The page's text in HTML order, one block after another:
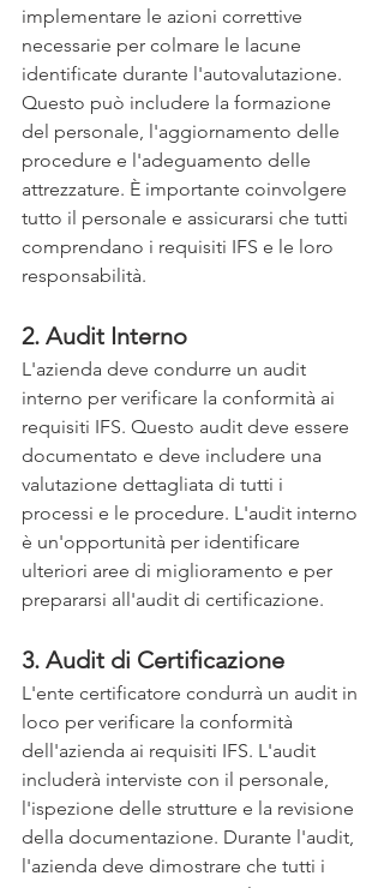
implementare le azioni correttive
necessarie per colmare le lacune
identificate durante l'autovalutazione.
Questo può includere la formazione
del personale, l'aggiornamento delle
procedure e l'adeguamento delle
attrezzature. È importante coinvolgere
tutto il personale e assicurarsi che tutti
comprendano i requisiti IFS e le loro
responsabilità.
2. Audit Interno
L'azienda deve condurre un audit
interno per verificare la conformità ai
requisiti IFS. Questo audit deve essere
documentato e deve includere una
valutazione dettagliata di tutti i
processi e le procedure. L'audit interno
è un'opportunità per identificare
ulteriori aree di miglioramento e per
prepararsi all'audit di certificazione.
3. Audit di Certificazione
L'ente certificatore condurrà un audit in
loco per verificare la conformità
dell'azienda ai requisiti IFS. L'audit
includerà interviste con il personale,
l'ispezione delle strutture e la revisione
della documentazione. Durante l'audit,
l'azienda deve dimostrare che tutti i